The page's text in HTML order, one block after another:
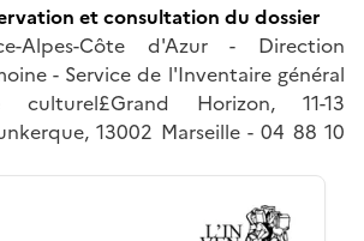
et consultation du dossier
Alpes-Côte d'Azur - Direction
- Service de l'Inventaire général
Horizon, 11-13
13002 Marseille - 04 88 10